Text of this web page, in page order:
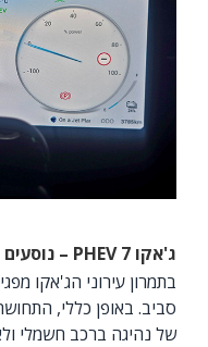
ג'אקו 7 PHEV – נוסעים
בתמרון עירוני הג'אקו
סביב. באופן כללי,
של נהיגה ברכב חשמלי